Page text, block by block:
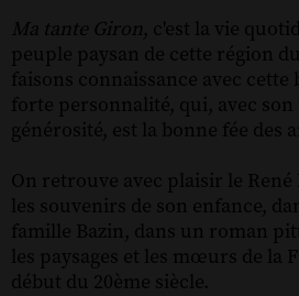
Ma tante Giron, c'est la vie
peuple paysan de cette région
faisons connaissance avec cette
forte personnalité, qui, avec
générosité, est la bonne fée des
On retrouve avec plaisir le
les souvenirs de son enfance,
famille Bazin, dans un roman
les paysages et les mœurs de la
début du 20ème siècle.